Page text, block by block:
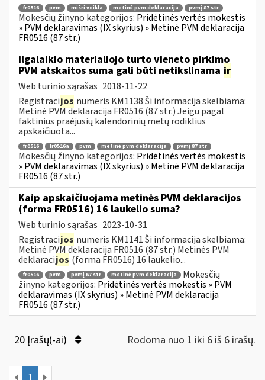
fr0516 pvm mišri veikla metinė pvm deklaracija pvmį 87 str
Mokesčių žinyno kategorijos: Pridėtinės vertės mokestis
» PVM deklaravimas (IX skyrius) » Metinė PVM deklaracija
FR0516 (87 str.)
ilgalaikio materialiojo turto vieneto pirkimo
PVM atskaitos suma gali būti netikslinama ir
Web turinio sąrašas 2018-11-22
Registracijos numeris KM1138 Ši informacija skelbiama:
Metinė PVM deklaracija FR0516 (87 str.) Jeigu pagal
faktinius praėjusių kalendorinių metų rodiklius
apskaičiuota...
fr0516 fr0516a pvm metinė pvm deklaracija pvmį 87 str
Mokesčių žinyno kategorijos: Pridėtinės vertės mokestis
» PVM deklaravimas (IX skyrius) » Metinė PVM deklaracija
FR0516 (87 str.)
Kaip apskaičiuojama metinės PVM deklaracijos
(forma FR0516) 16 laukelio suma?
Web turinio sąrašas 2023-10-31
Registracijos numeris KM1141 Ši informacija skelbiama:
Metinė PVM deklaracija FR0516 (87 str.) Metinės PVM
deklaracijos (forma FR0516) 16 laukelio...
fr0516 pvm pvmį 67 str metinė pvm deklaracija
Mokesčių
žinyno kategorijos: Pridėtinės vertės mokestis » PVM
deklaravimas (IX skyrius) » Metinė PVM deklaracija
FR0516 (87 str.)
20 Įrašų(-ai) Rodoma nuo 1 iki 6 iš 6 irašų.